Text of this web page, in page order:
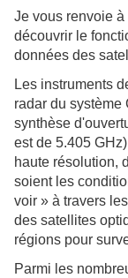
Je vous renvoie à
découvrir le
données des
Les instruments
radar du système
synthèse
est de 5.405
haute résolution,
soient les
voir » à travers
des satellites
régions pour
Parmi les